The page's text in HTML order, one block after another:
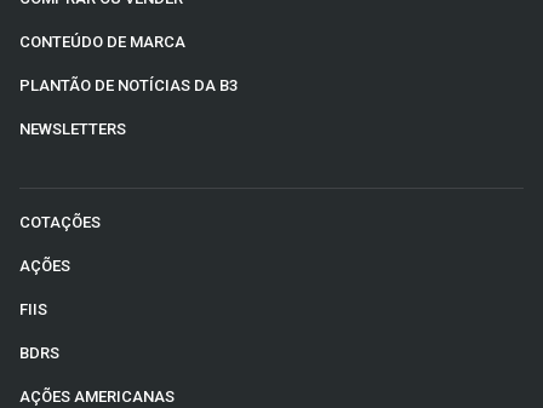
CONTEÚDO DE MARCA
PLANTÃO DE NOTÍCIAS DA B3
NEWSLETTERS
COTAÇÕES
AÇÕES
FIIS
BDRS
AÇÕES AMERICANAS